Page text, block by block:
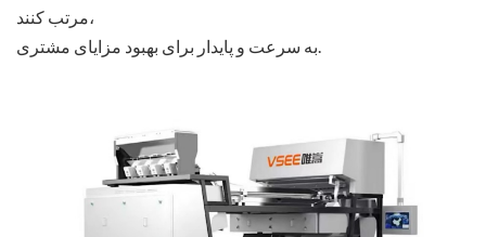
مرتب کنند،
به سرعت و پایدار برای بهبود مزایای مشتری.